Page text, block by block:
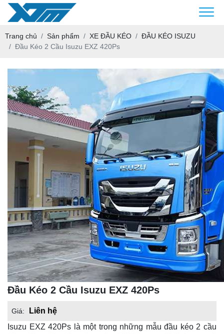
Trang chủ Sản phẩm XE ĐẦU KÉO
ĐẦU KÉO ISUZU
Đầu Kéo 2 Cầu Isuzu EXZ 420Ps
Đầu Kéo 2 Cầu Isuzu EXZ 420Ps
Giá:
Liên hệ
Isuzu EXZ 420Ps là một trong những mẫu đầu kéo 2 cầu